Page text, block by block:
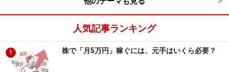
人気記事ランキング
1 株で「月5万円」稼ぐには、元手はいくら必要？